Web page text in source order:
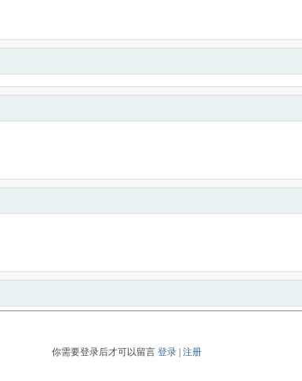
你需要登录后才可以留言 登录| 注册